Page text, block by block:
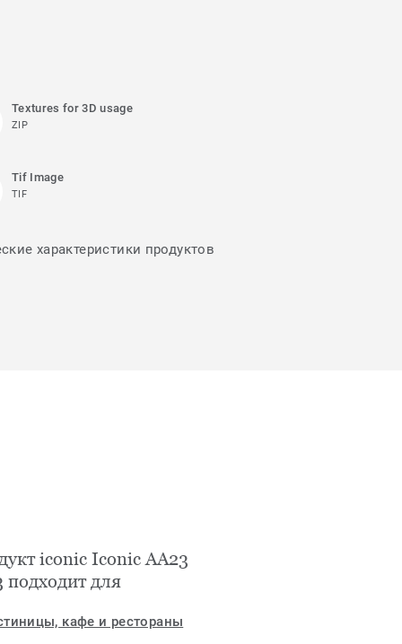
Textures for 3D usage
ZIP
Tif Image
TIF
характеристики продуктов
iconic Iconic AA23
подходит для
кафе и рестораны